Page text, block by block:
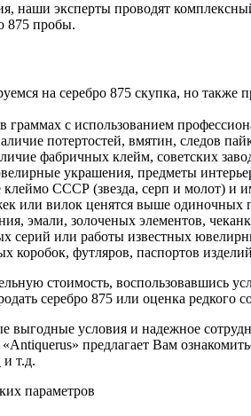
наши эксперты проводят
875 пробы.
на серебро 875 скупка, но также
с использованием
потертостей, вмятин, следов
фабричных клейм, советских
украшения, предметы
СССР (звезда, серп и молот) и
или вилок ценятся выше одиночных
эмали, золоченых элементов,
серий или работы известных
коробок, футляров, паспортов
стоимость,
серебро 875 или оценка редкого
выгодные условия и надежное
предлагает Вам
и т.д.
параметров